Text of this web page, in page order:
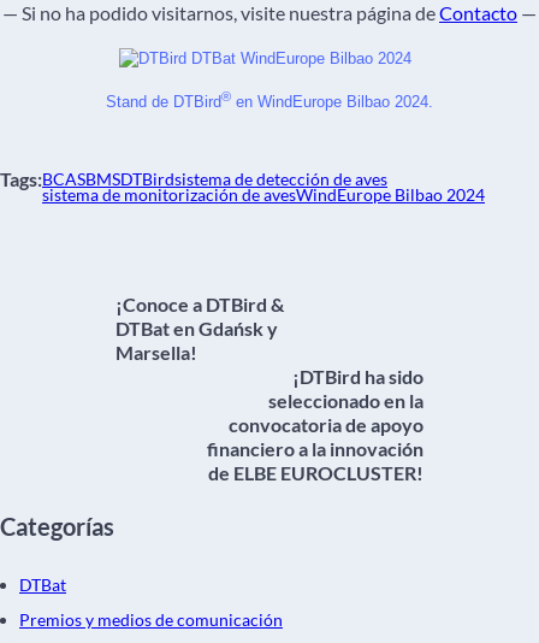
— Si no ha podido visitarnos, visite nuestra página deContacto —
Stand de DTBird® en WindEurope Bilbao 2024.
Tags:BCASBMSDTBirdsistema de detección de aves
sistema de monitorización de avesWindEurope Bilbao 2024
¡Conoce a DTBird &
DTBat en Gdańsk y
Marsella!
¡DTBird ha sido
seleccionado en la
convocatoria de apoyo
financiero a la innovación
de ELBE EUROCLUSTER!
Categorías
DTBat
Premios y medios de comunicación